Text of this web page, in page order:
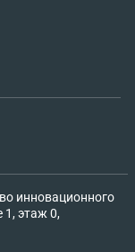
инновационного
1, этаж 0,